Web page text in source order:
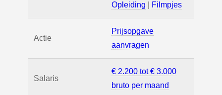
Opleiding
Filmpjes
Actie
Prijsopgave
aanvragen
Salaris
€ 2.200 tot € 3.000
bruto per maand